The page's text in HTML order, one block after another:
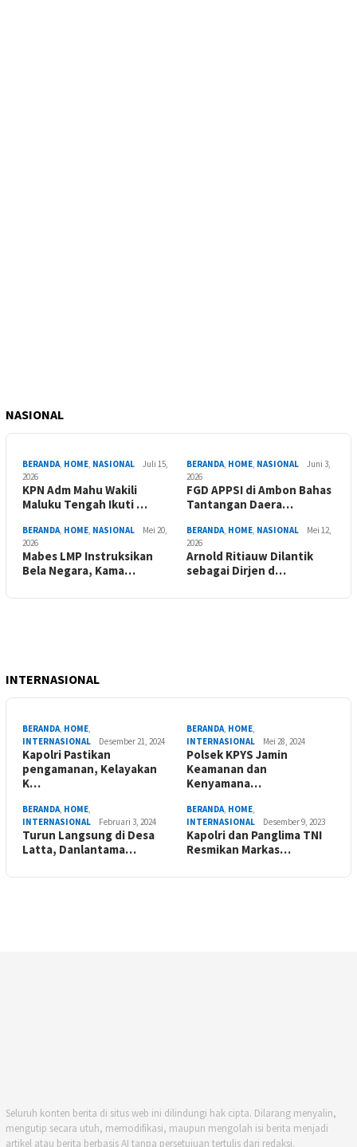
NASIONAL
BERANDA, HOME, NASIONAL
Juli 15,
2026
KPN Adm Mahu Wakili
Maluku Tengah Ikuti …
BERANDA, HOME, NASIONAL
Juni 3,
2026
FGD APPSI di Ambon Bahas
Tantangan Daera…
BERANDA, HOME, NASIONAL
Mei 20,
2026
Mabes LMP Instruksikan
Bela Negara, Kama…
BERANDA, HOME, NASIONAL
Mei 12,
2026
Arnold Ritiauw Dilantik
sebagai Dirjen d…
INTERNASIONAL
BERANDA, HOME,
INTERNASIONAL
Desember 21, 2024
Kapolri Pastikan
pengamanan, Kelayakan
K…
BERANDA, HOME,
INTERNASIONAL
Mei 28, 2024
Polsek KPYS Jamin
Keamanan dan
Kenyamana…
BERANDA, HOME,
INTERNASIONAL
Februari 3, 2024
Turun Langsung di Desa
Latta, Danlantama…
BERANDA, HOME,
INTERNASIONAL
Desember 9, 2023
Kapolri dan Panglima TNI
Resmikan Markas…
Seluruh konten berita di situs web ini dilindungi hak cipta. Dilarang menyalin,
mengutip secara utuh, memodifikasi, maupun mengolah isi berita menjadi
artikel atau berita berbasis AI tanpa persetujuan tertulis dari redaksi.